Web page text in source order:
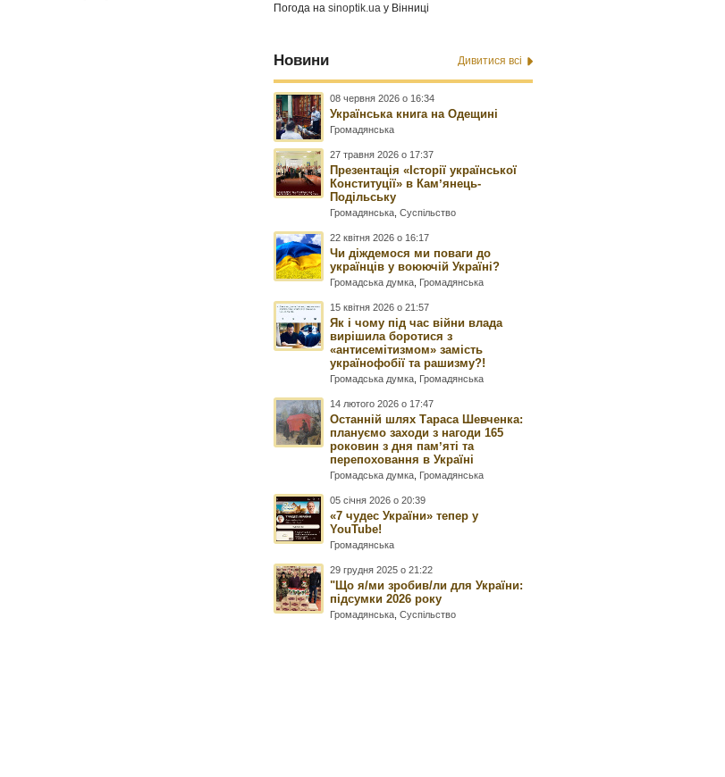
Погода наsinoptik.ua у Вінниці
Новини Дивитися всі
08 червня 2026 о 16:34
Українська книга на Одещині
Громадянська
27 травня 2026 о 17:37
Презентація «Історії української
Конституції» в Камʼянець-
Подільську
Громадянська ,Суспільство
22 квітня 2026 о 16:17
Чи діждемося ми поваги до
українців у воюючій Україні?
Громадська думка Громадянська
15 квітня 2026 о 21:57
Як і чому під час війни влада
вирішила боротися з
«антисемітизмом» замість
українофобії та рашизму?!
Громадська думка Громадянська
14 лютого 2026 о 17:47
Останній шлях Тараса Шевченка:
плануємо заходи з нагоди 165
роковин з дня памʼяті та
перепоховання в Україні
Громадська думка Громадянська
05 січня 2026 о 20:39
«7 чудес України» тепер у
YouTube!
Громадянська
29 грудня 2025 о 21:22
"Що я/ми зробив/ли для України:
підсумки 2026 року
Громадянська ,Суспільство